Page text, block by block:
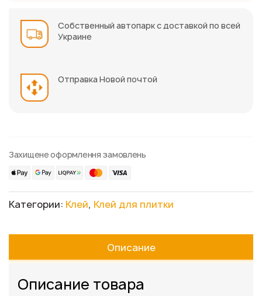
Собственный автопарк с доставкой по всей
Украине
Отправка Новой почтой
Захищене оформлення замовлень
Категории: Клей, Клей для плитки
Описание
Описание товара